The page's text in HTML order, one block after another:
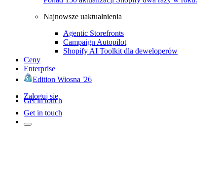
Najnowsze uaktualnienia
Agentic Storefronts
Campaign Autopilot
Shopify AI Toolkit dla deweloperów
Ceny
Enterprise
Edition Wiosna '26
Zaloguj się
Get in touch
Get in touch